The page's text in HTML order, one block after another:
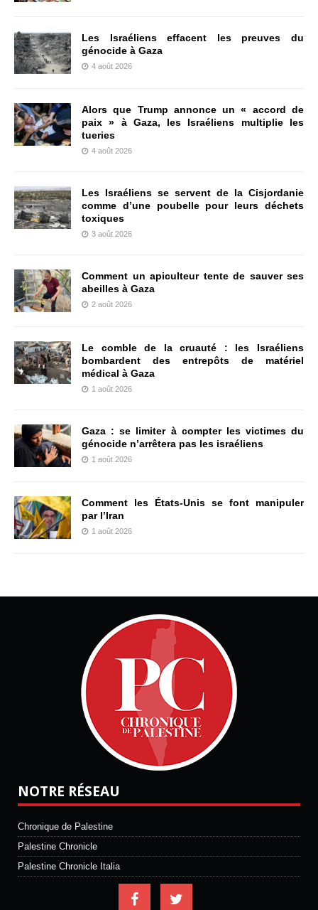
Les Israéliens effacent les preuves du
génocide à Gaza
4 août 2026
Alors que Trump annonce un « accord de
paix » à Gaza, les Israéliens multiplie les
tueries
4 août 2026
Les Israéliens se servent de la Cisjordanie
comme d’une poubelle pour leurs déchets
toxiques
3 août 2026
Comment un apiculteur tente de sauver ses
abeilles à Gaza
2 août 2026
Le comble de la cruauté : les Israéliens
bombardent des entrepôts de matériel
médical à Gaza
1 août 2026
Gaza : se limiter à compter les victimes du
génocide n’arrêtera pas les israéliens
1 août 2026
Comment les États-Unis se font manipuler
par l’Iran
1 août 2026
NOTRE RÉSEAU
Chronique de Palestine
Palestine Chronicle
Palestine Chronicle Italia